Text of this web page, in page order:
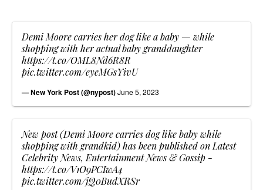
Demi Moore carries her dog like a baby — while
shopping with her actual baby granddaughter
https://t.co/OML8Nd6R8R
pic.twitter.com/eyeMGsYivU
— New York Post (@nypost)June 5, 2023
New post (Demi Moore carries dog like baby while
shopping with grandkid) has been published on Latest
Celebrity News, Entertainment News & Gossip -
https://t.co/V1O9PCIwA4
pic.twitter.com/jQ0BudXRSr